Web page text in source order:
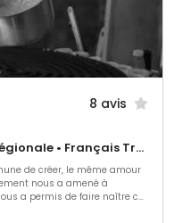
8 avis
Barbecue et grillades • Cuisine régionale • Français Traditionnel
de créer, le même amour
nous a amené à
a permis de faire naître ce
d'offrir à chaque client